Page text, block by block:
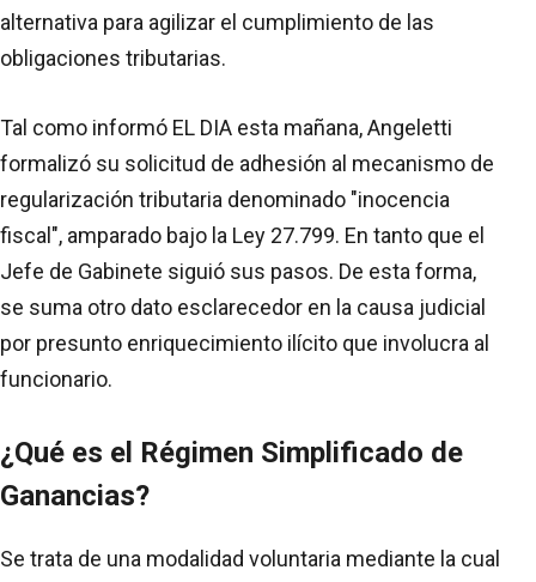
alternativa para agilizar el cumplimiento de las
obligaciones tributarias.
Tal como informó EL DIA esta mañana, Angeletti
formalizó su solicitud de adhesión al mecanismo de
regularización tributaria denominado "inocencia
fiscal", amparado bajo la Ley 27.799. En tanto que el
Jefe de Gabinete siguió sus pasos. De esta forma,
se suma otro dato esclarecedor en la causa judicial
por presunto enriquecimiento ilícito que involucra al
funcionario.
¿Qué es el Régimen Simplificado de
Ganancias?
Se trata de una modalidad voluntaria mediante la cual